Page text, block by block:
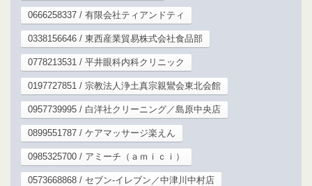
0666258337 / 有限会社ティアンドティ
0338156646 / 東西産業貿易株式会社食品部
0778213531 / 平井眼科内科クリニック
0197727851 / 宗教法人浄土真宗親鸞会東北会館
0957739995 / 白洋社クリーニング／島原中央店
0899551787 / ケアマッサージ楽えん
0985325700 / アミーチ（ａｍｉｃｉ）
0573668868 / セブン‐イレブン／中津川中村店